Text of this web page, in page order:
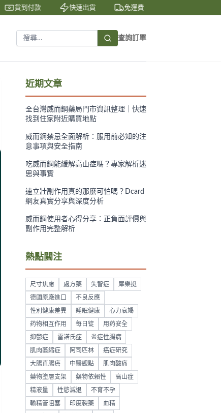
貨到付款 快速出貨 免運費
查詢訂單
近期文章
全台灣威而鋼藥局門市資訊整理｜快速
找到住家附近購買地點
威而鋼禁忌全面解析：服用前必知的注
意事項與安全指南
吃威而鋼能緩解高山症嗎？專家解析迷
思與事實
速立壯副作用真的那麼可怕嗎？Dcard
網友真實分享與深度分析
威而鋼使用者心得分享：正負面評價與
副作用完整解析
熱點關注
尺寸焦慮 處方藥 失智症 犀樂挺
德國原廠進口 不良反應
性別健康差異 睡眠健康 心力衰竭
药物相互作用 每日锭 用药安全
抑鬱症 雷諾氏症 炎症性腸病
肌肉萎縮症 阿司匹林 癌症研究
大腸直腸癌 中醫觀點 肌肉酸痛
藥物塗層支架 藥物依賴性 高山症
精液量 性慾減退 不育不孕
輸精管阻塞 印度製藥 血精